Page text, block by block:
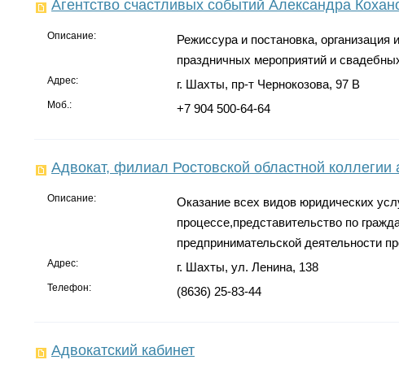
Агентство счастливых событий Александра
Описание:
Режиссура и постановка,
праздничных мероприятий и
Адрес: г. Шахты, пр-т Чернокозова, 97 В
Моб.: +7 904 500-64-64
Адвокат, филиал Ростовской областной коллегии
Описание:
Оказание всех видов юридических
процессе,представительство по
предпринимательской деятельности
Адрес: г. Шахты, ул. Ленина, 138
Телефон: (8636) 25-83-44
Адвокатский кабинет